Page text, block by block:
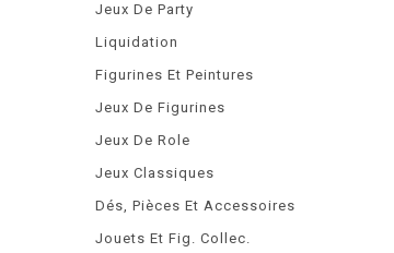
Jeux De Party
Liquidation
Figurines Et Peintures
Jeux De Figurines
Jeux De Role
Jeux Classiques
Dés, Pièces Et Accessoires
Jouets Et Fig. Collec.